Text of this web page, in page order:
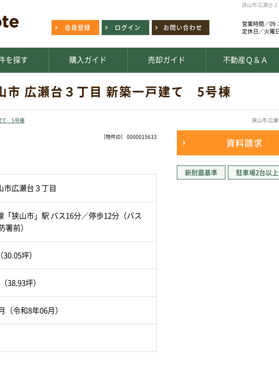
狭山市 広瀬台
会員登録 ログイン お問い合わせ
営業時間／09
定休日／火曜
を探す 購入ガイド 売却ガイド 不動産Ｑ＆Ａ
市 広瀬台３丁目 新築一戸建て 5号棟
て 5号棟 狭山市 広
〔物件ID〕 0000015633
市広瀬台３丁目
「狭山市」駅 バス16分／停歩12分（バス
署前）
（30.05坪）
（38.93坪）
（令和8年06月）
資料請求
新耐震基準 駐車場2台以上